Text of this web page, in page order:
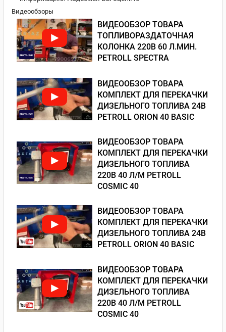
Видеообзоры
ВИДЕООБЗОР ТОВАРА
ТОПЛИВОРАЗДАТОЧНАЯ
КОЛОНКА 220В 60 Л.МИН.
PETROLL SPECTRA
ВИДЕООБЗОР ТОВАРА
КОМПЛЕКТ ДЛЯ ПЕРЕКАЧКИ
ДИЗЕЛЬНОГО ТОПЛИВА 24В
PETROLL ORION 40 BASIC
ВИДЕООБЗОР ТОВАРА
КОМПЛЕКТ ДЛЯ ПЕРЕКАЧКИ
ДИЗЕЛЬНОГО ТОПЛИВА
220В 40 Л/М PETROLL
COSMIC 40
ВИДЕООБЗОР ТОВАРА
КОМПЛЕКТ ДЛЯ ПЕРЕКАЧКИ
ДИЗЕЛЬНОГО ТОПЛИВА 24В
PETROLL ORION 40 BASIC
ВИДЕООБЗОР ТОВАРА
КОМПЛЕКТ ДЛЯ ПЕРЕКАЧКИ
ДИЗЕЛЬНОГО ТОПЛИВА
220В 40 Л/М PETROLL
COSMIC 40